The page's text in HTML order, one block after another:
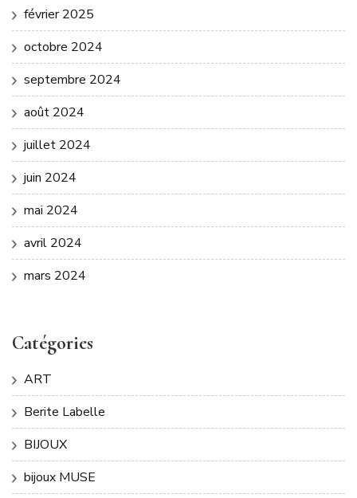
février 2025
octobre 2024
septembre 2024
août 2024
juillet 2024
juin 2024
mai 2024
avril 2024
mars 2024
Catégories
ART
Berite Labelle
BIJOUX
bijoux MUSE